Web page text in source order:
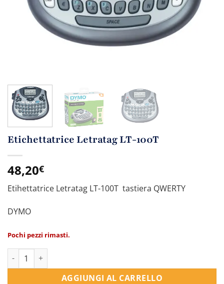
Etichettatrice Letratag LT-100T
48,20€
Etihettatrice Letratag LT-100T tastiera QWERTY
DYMO
Pochi pezzi rimasti.
Etichettatrice Letratag LT-100T quantità
AGGIUNGI AL CARRELLO